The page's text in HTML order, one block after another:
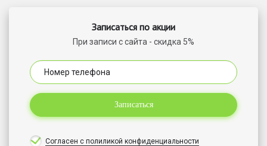
Записаться по акции
При записи с сайта - скидка 5%
Записаться
Согласен с полиликой конфиденциальности